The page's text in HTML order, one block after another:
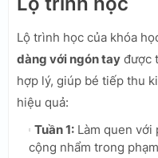
Lộ trình học của khóa
dàng với ngón tay được
hợp lý, giúp bé tiếp thu
hiệu quả:
Tuần 1: Làm quen với
cộng nhẩm trong